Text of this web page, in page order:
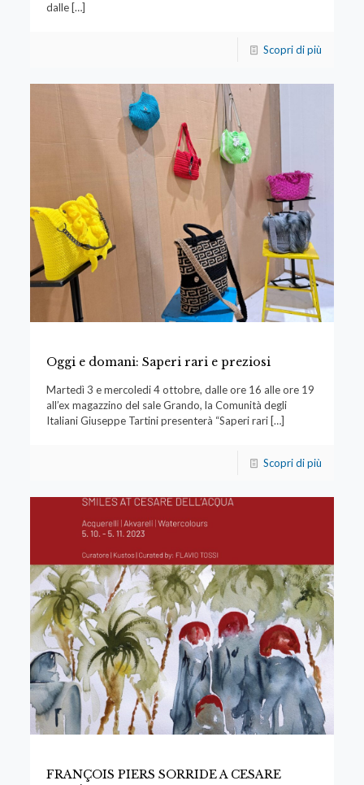
dalle[…]
Scopri di più
Oggi e domani: Saperi rari e preziosi
Martedì 3 e mercoledi 4 ottobre, dalle ore 16 alle ore 19
all’ex magazzino del sale Grando, la Comunità degli
Italiani Giuseppe Tartini presenterà “Saperi rari[…]
Scopri di più
FRANÇOIS PIERS SORRIDE A CESARE